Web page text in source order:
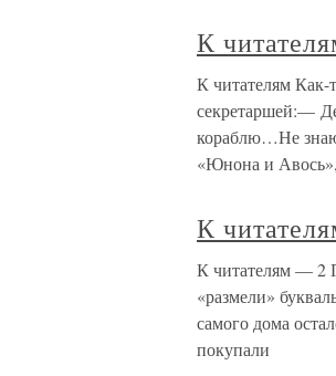
К
К читателям Как-
секретаршей:—
кораблю…Не
«Юнона и
К
К читателям — 2
«размели»
самого дома
покупали